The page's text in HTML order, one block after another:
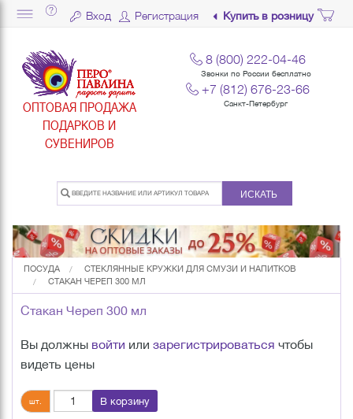
Вход Регистрация Купить в розницу
ОПТОВАЯ ПРОДАЖА
ПОДАРКОВ И
СУВЕНИРОВ
8 (800) 222-04-46
Звонки по России бесплатно
+7 (812) 676-23-66
Санкт-Петербург
ИСКАТЬ
ПОСУДА
СТЕКЛЯННЫЕ КРУЖКИ ДЛЯ СМУЗИ И НАПИТКОВ
СТАКАН ЧЕРЕП 300 МЛ
Стакан Череп 300 мл
Вы должны войти или зарегистрироваться чтобы
видеть цены
шт. В корзину